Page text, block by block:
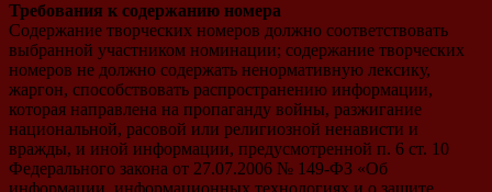
Требования к содержанию номера
Содержание творческих номеров должно соответствовать
выбранной участником номинации; содержание творческих
номеров не должно содержать ненормативную лексику,
жаргон, способствовать распространению информации,
которая направлена на пропаганду войны, разжигание
национальной, расовой или религиозной ненависти и
вражды, и иной информации, предусмотренной п. 6 ст. 10
Федерального закона от 27.07.2006 № 149-ФЗ «Об